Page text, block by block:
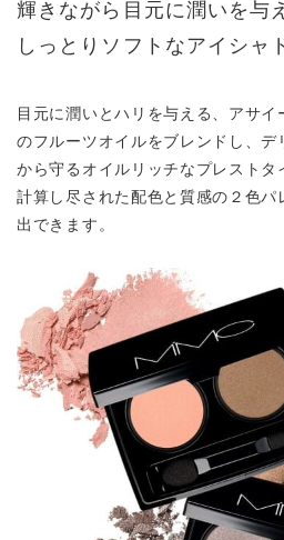
輝きながら目元に潤いを与
しっとりソフトなアイシャ
目元に潤いとハリを与える、アサイ
のフルーツオイルをブレンドし、デ
から守るオイルリッチなプレストタ
計算し尽された配色と質感の２色
出できます。